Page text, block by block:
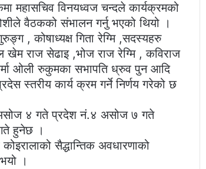
महासचिव विनयध्वज चन्दले कार्यक्रमको
वैठकको संभालन गर्नु भएको थियो ।
, कोषाध्यक्ष गिता रेग्मि ,सदस्यहरु
खेम राज सेढाइ ,भोज राज रेग्मि , कविराज
ओली रुकुमका सभापति ध्रुव पुन आदि
स्तरीय कार्य क्रम गर्ने निर्णय गरेको छ
४ गते प्रदेश नं.४ असोज ७ गते
हुनेछ ।
सैद्धान्तिक अवधारणाको
।